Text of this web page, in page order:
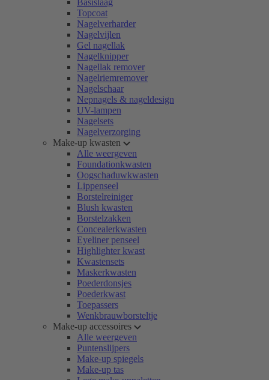
Basislaag
Topcoat
Nagelverharder
Nagelvijlen
Gel nagellak
Nagelknipper
Nagellak remover
Nagelriemremover
Nagelschaar
Nepnagels & nageldesign
UV-lampen
Nagelsets
Nagelverzorging
Make-up kwasten
Alle weergeven
Foundationkwasten
Oogschaduwkwasten
Lippenseel
Borstelreiniger
Blush kwasten
Borstelzakken
Concealerkwasten
Eyeliner penseel
Highlighter kwast
Kwastensets
Maskerkwasten
Poederdonsjes
Poederkwast
Toepassers
Wenkbrauwborsteltje
Make-up accessoires
Alle weergeven
Puntenslijpers
Make-up spiegels
Make-up tas